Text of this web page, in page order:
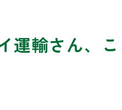
運輸さん、